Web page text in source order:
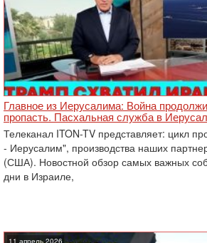
Главное из Иерусалима: Война
пропасть. Пасхальная служба в
Телеканал ITON-TV представляет: цикл
- Иерусалим", производства наших
(США). Новостной обзор самых важных
дни в Израиле,